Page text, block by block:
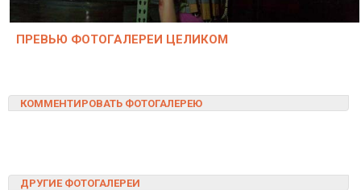
ПРЕВЬЮ ФОТОГАЛЕРЕИ ЦЕЛИКОМ
КОММЕНТИРОВАТЬ ФОТОГАЛЕРЕЮ
ДРУГИЕ ФОТОГАЛЕРЕИ